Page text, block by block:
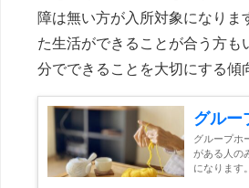
障は無い方が入所対象になり
た生活ができることが合う方
分でできることを大切にする傾
グルー
グループホ
がある人の
になります